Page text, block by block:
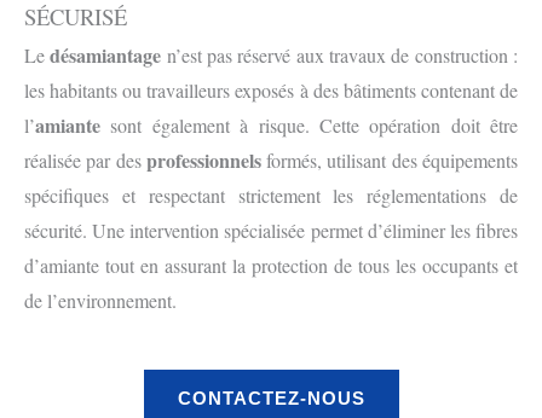
SÉCURISÉ
Ledésamiantage n’est pas réservé aux travaux de construction :
les habitants ou travailleurs exposés à des bâtiments contenant de
l’amiante sont également à risque. Cette opération doit être
réalisée par desprofessionnelsformés, utilisant des équipements
spécifiques et respectant strictement les réglementations de
sécurité. Une intervention spécialisée permet d’éliminer les fibres
d’amiante tout en assurant la protection de tous les occupants et
de l’environnement.
CONTACTEZ-NOUS